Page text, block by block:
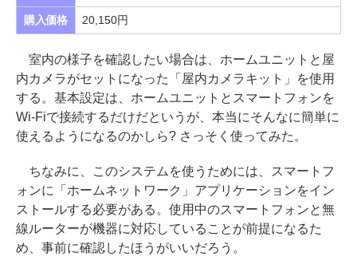
購入価格 20,150円
室内の様子を確認したい場合は、ホームユニットと屋
内カメラがセットになった「屋内カメラキット」を使用
する。基本設定は、ホームユニットとスマートフォンを
Wi-Fiで接続するだけだというが、本当にそんなに簡単に
使えるようになるのかしら? さっそく使ってみた。
ちなみに、このシステムを使うためには、スマートフ
ォンに「ホームネットワーク」アプリケーションをイン
ストールする必要がある。使用中のスマートフォンと無
線ルーターが機器に対応していることが前提になるた
め、事前に確認したほうがいいだろう。